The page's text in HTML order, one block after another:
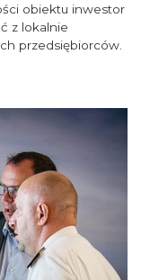
obiektu inwestor
z lokalnie
przedsiębiorców.